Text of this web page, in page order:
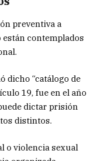
preventiva a
contemplados
dicho “catálogo de
19, fue en el año
dictar prisión
distintos.
o violencia sexual